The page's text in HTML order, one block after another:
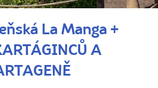
La Manga +
A